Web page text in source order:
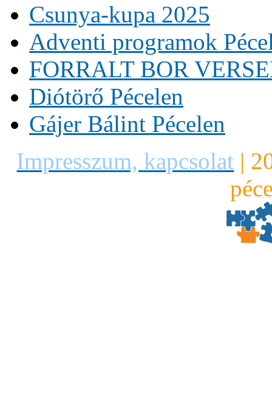
Csunya-kupa 2025
Adventi programok
FORRALT BOR
Diótörő Pécelen
Gájer Bálint Pécelen
Impresszum, kapcsolat |